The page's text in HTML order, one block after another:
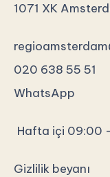
1071 XK
020 638 55 51
WhatsApp
Hafta içi 09:00
Gizlilik beyanı